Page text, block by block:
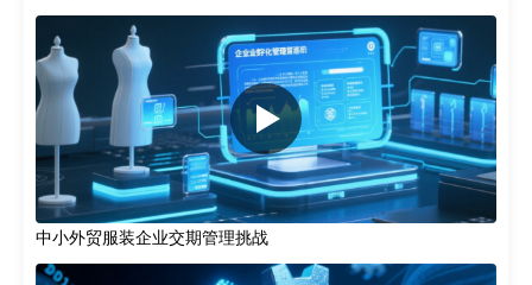
中小外贸服装企业交期管理挑战